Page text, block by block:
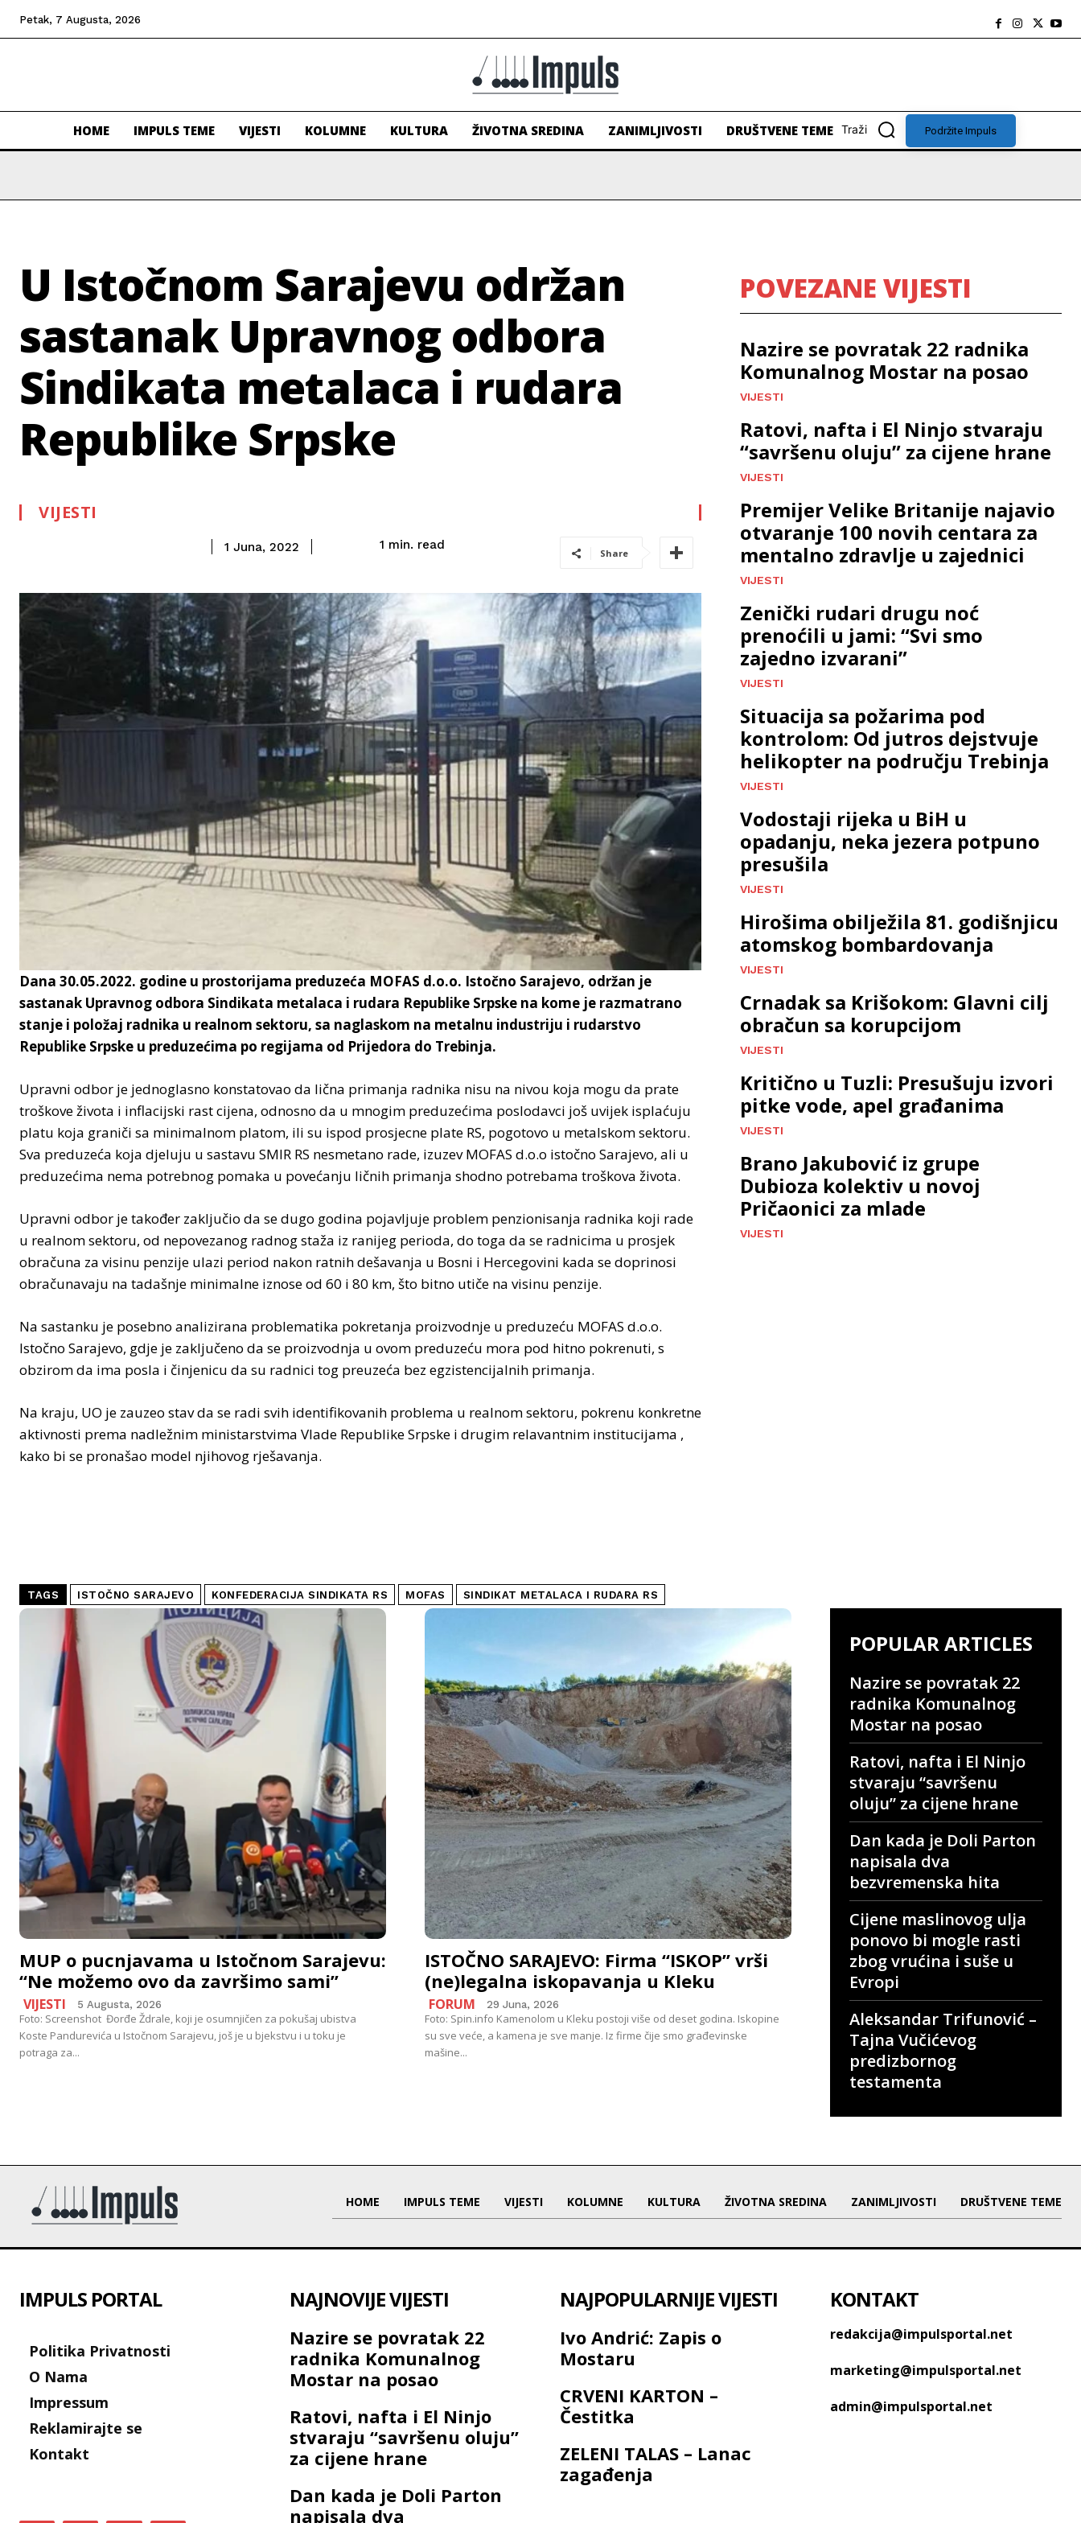
Petak, 7 Augusta, 2026
HOME IMPULS TEME VIJESTI KOLUMNE KULTURA ŽIVOTNA SREDINA ZANIMLJIVOSTI DRUŠTVENE TEME Traži Podržite Impuls
U Istočnom Sarajevu održan
sastanak Upravnog odbora
Sindikata metalaca i rudara
Republike Srpske
VIJESTI
1 Juna, 2022 1 min. read
Share
Dana 30.05.2022. godine u prostorijama preduzeća MOFAS d.o.o. Istočno Sarajevo, održan je
sastanak Upravnog odbora Sindikata metalaca i rudara Republike Srpske na kome je razmatrano
stanje i položaj radnika u realnom sektoru, sa naglaskom na metalnu industriju i rudarstvo
Republike Srpske u preduzećima po regijama od Prijedora do Trebinja.
Upravni odbor je jednoglasno konstatovao da lična primanja radnika nisu na nivou koja mogu da prate
troškove života i inflacijski rast cijena, odnosno da u mnogim preduzećima poslodavci još uvijek isplaćuju
platu koja graniči sa minimalnom platom, ili su ispod prosjecne plate RS, pogotovo u metalskom sektoru.
Sva preduzeća koja djeluju u sastavu SMIR RS nesmetano rade, izuzev MOFAS d.o.o istočno Sarajevo, ali u
preduzećima nema potrebnog pomaka u povećanju ličnih primanja shodno potrebama troškova života.
Upravni odbor je također zaključio da se dugo godina pojavljuje problem penzionisanja radnika koji rade
u realnom sektoru, od nepovezanog radnog staža iz ranijeg perioda, do toga da se radnicima u prosjek
obračuna za visinu penzije ulazi period nakon ratnih dešavanja u Bosni i Hercegovini kada se doprinosi
obračunavaju na tadašnje minimalne iznose od 60 i 80 km, što bitno utiče na visinu penzije.
Na sastanku je posebno analizirana problematika pokretanja proizvodnje u preduzeću MOFAS d.o.o.
Istočno Sarajevo, gdje je zaključeno da se proizvodnja u ovom preduzeću mora pod hitno pokrenuti, s
obzirom da ima posla i činjenicu da su radnici tog preuzeća bez egzistencijalnih primanja.
Na kraju, UO je zauzeo stav da se radi svih identifikovanih problema u realnom sektoru, pokrenu konkretne
aktivnosti prema nadležnim ministarstvima Vlade Republike Srpske i drugim relavantnim institucijama ,
kako bi se pronašao model njihovog rješavanja.
TAGS ISTOČNO SARAJEVO KONFEDERACIJA SINDIKATA RS MOFAS SINDIKAT METALACA I RUDARA RS
POVEZANE VIJESTI
Nazire se povratak 22 radnika
Komunalnog Mostar na posao
VIJESTI
Ratovi, nafta i El Ninjo stvaraju
“savršenu oluju” za cijene hrane
VIJESTI
Premijer Velike Britanije najavio
otvaranje 100 novih centara za
mentalno zdravlje u zajednici
VIJESTI
Zenički rudari drugu noć
prenoćili u jami: “Svi smo
zajedno izvarani”
VIJESTI
Situacija sa požarima pod
kontrolom: Od jutros dejstvuje
helikopter na području Trebinja
VIJESTI
Vodostaji rijeka u BiH u
opadanju, neka jezera potpuno
presušila
VIJESTI
Hirošima obilježila 81. godišnjicu
atomskog bombardovanja
VIJESTI
Crnadak sa Krišokom: Glavni cilj
obračun sa korupcijom
VIJESTI
Kritično u Tuzli: Presušuju izvori
pitke vode, apel građanima
VIJESTI
Brano Jakubović iz grupe
Dubioza kolektiv u novoj
Pričaonici za mlade
VIJESTI
MUP o pucnjavama u Istočnom Sarajevu:
“Ne možemo ovo da završimo sami”
VIJESTI 5 Augusta, 2026
Foto: Screenshot Đorđe Ždrale, koji je osumnjičen za pokušaj ubistva
Koste Pandurevića u Istočnom Sarajevu, još je u bjekstvu i u toku je
potraga za...
ISTOČNO SARAJEVO: Firma “ISKOP” vrši
(ne)legalna iskopavanja u Kleku
FORUM 29 Juna, 2026
Foto: Spin.info Kamenolom u Kleku postoji više od deset godina. Iskopine
su sve veće, a kamena je sve manje. Iz firme čije smo građevinske
mašine...
POPULAR ARTICLES
Nazire se povratak 22
radnika Komunalnog
Mostar na posao
Ratovi, nafta i El Ninjo
stvaraju “savršenu
oluju” za cijene hrane
Dan kada je Doli Parton
napisala dva
bezvremenska hita
Cijene maslinovog ulja
ponovo bi mogle rasti
zbog vrućina i suše u
Evropi
Aleksandar Trifunović –
Tajna Vučićevog
predizbornog
testamenta
HOME IMPULS TEME VIJESTI KOLUMNE KULTURA ŽIVOTNA SREDINA ZANIMLJIVOSTI DRUŠTVENE TEME
IMPULS PORTAL
Politika Privatnosti
O Nama
Impressum
Reklamirajte se
Kontakt
NAJNOVIJE VIJESTI
Nazire se povratak 22
radnika Komunalnog
Mostar na posao
Ratovi, nafta i El Ninjo
stvaraju “savršenu oluju”
za cijene hrane
Dan kada je Doli Parton
napisala dva
NAJPOPULARNIJE VIJESTI
Ivo Andrić: Zapis o
Mostaru
CRVENI KARTON –
Čestitka
ZELENI TALAS – Lanac
zagađenja
KONTAKT
redakcija@impulsportal.net
marketing@impulsportal.net
admin@impulsportal.net